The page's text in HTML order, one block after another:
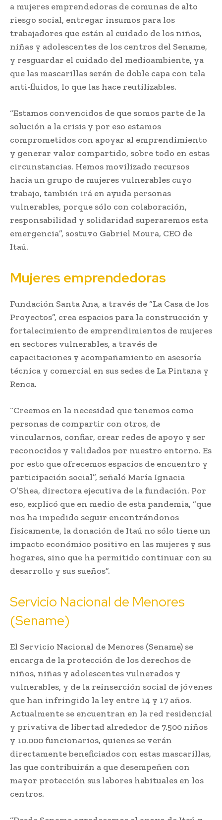
a mujeres emprendedoras de comunas de alto
riesgo social, entregar insumos para los
trabajadores que están al cuidado de los niños,
niñas y adolescentes de los centros del Sename,
y resguardar el cuidado del medioambiente, ya
que las mascarillas serán de doble capa con tela
anti-fluidos, lo que las hace reutilizables.
“Estamos convencidos de que somos parte de la
solución a la crisis y por eso estamos
comprometidos con apoyar al emprendimiento
y generar valor compartido, sobre todo en estas
circunstancias. Hemos movilizado recursos
hacia un grupo de mujeres vulnerables cuyo
trabajo, también irá en ayuda personas
vulnerables, porque sólo con colaboración,
responsabilidad y solidaridad superaremos esta
emergencia”, sostuvo Gabriel Moura, CEO de
Itaú.
Mujeres emprendedoras
Fundación Santa Ana, a través de “La Casa de los
Proyectos”, crea espacios para la construcción y
fortalecimiento de emprendimientos de mujeres
en sectores vulnerables, a través de
capacitaciones y acompañamiento en asesoría
técnica y comercial en sus sedes de La Pintana y
Renca.
“Creemos en la necesidad que tenemos como
personas de compartir con otros, de
vincularnos, confiar, crear redes de apoyo y ser
reconocidos y validados por nuestro entorno. Es
por esto que ofrecemos espacios de encuentro y
participación social”, señaló María Ignacia
O’Shea, directora ejecutiva de la fundación. Por
eso, explicó que en medio de esta pandemia, “que
nos ha impedido seguir encontrándonos
físicamente, la donación de Itaú no sólo tiene un
impacto económico positivo en las mujeres y sus
hogares, sino que ha permitido continuar con su
desarrollo y sus sueños”.
Servicio Nacional de Menores
(Sename)
El Servicio Nacional de Menores (Sename) se
encarga de la protección de los derechos de
niños, niñas y adolescentes vulnerados y
vulnerables, y de la reinserción social de jóvenes
que han infringido la ley entre 14 y 17 años.
Actualmente se encuentran en la red residencial
y privativa de libertad alrededor de 7.500 niños
y 10.000 funcionarios, quienes se verán
directamente beneficiados con estas mascarillas,
las que contribuirán a que desempeñen con
mayor protección sus labores habituales en los
centros.